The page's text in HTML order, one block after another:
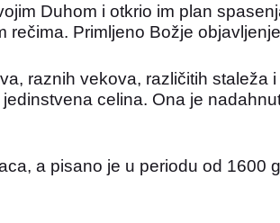
Duhom i otkrio im plan
Primljeno Božje
raznih vekova, različitih
celina. Ona je
a pisano je u periodu od 1600